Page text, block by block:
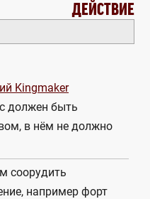
ДЕЙСТВИЕ
Kingmaker
должен быть
в нём не должно
соорудить
например форт